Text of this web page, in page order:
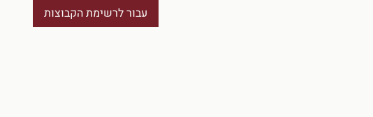
עבור לרשימת הקבוצות